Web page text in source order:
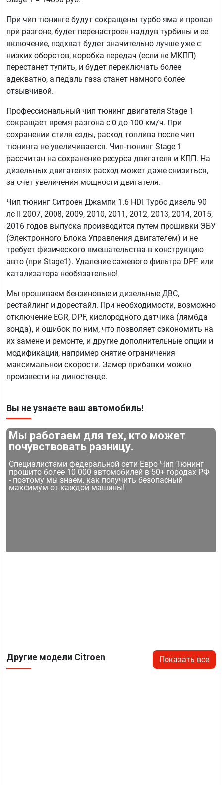
При чип тюнинге будут сокращены турбо яма и провал
при разгоне, будет перенастроен наддув турбины и ее
включение, подхват будет значительно лучше уже с
низких оборотов, коробка передач (если не МКПП)
перестанет тупить, и будет переключать более
адекватно, а педаль газа станет намного более
отзывчивой.
Профессиональный чип тюнинг двигателя Stage 1
сокращает время разгона с 0 до 100 км/ч. При
сохранении стиля езды, расход топлива после чип
тюнинга не увеличивается. Чип-тюнинг Stage 1
рассчитан на сохранение ресурса двигателя и КПП. На
дизельных двигателях расход может даже снизиться,
за счет увеличения мощности двигателя.
Чип тюнинг Ситроен Джампи 1.6 HDI Турбо дизель 90
лс II 2007, 2008, 2009, 2010, 2011, 2012, 2013, 2014, 2015,
2016 годов выпуска производится путем прошивки ЭБУ
(Электронного Блока Управления двигателем) и не
требует физического вмешательства в конструкцию
авто (при Stage1). Удаление сажевого фильтра DPF или
катализатора необязательно!
Мы прошиваем бензиновые и дизельные ДВС,
рестайлинг и дорестайл. При необходимости, возможно
отключение EGR, DPF, кислородного датчика (лямбда
зонда), и ошибок по ним, что позволяет сэкономить на
их замене и ремонте, и другие дополнительные опции и
модификации, например снятие ограничения
максимальной скорости. Замер прибавки можно
произвести на диностенде.
Вы не узнаете ваш автомобиль!
Мы работаем для тех, кто может
почувствовать разницу.
Специалистами федеральной сети Евро Чип Тюнинг
прошито более 10 000 автомобилей в 50+ городах РФ
- поэтому мы знаем, как получить безопасный
максимум от каждой машины!
Другие модели Citroen Показать все